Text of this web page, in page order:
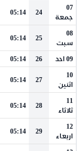
07
جمعة
24
05:14
08
سبت
25
05:14
09 احد 26
05:14
10
اثنين
27
05:14
11
ثلاثاء
28
05:14
12
اربعاء
29
05:14